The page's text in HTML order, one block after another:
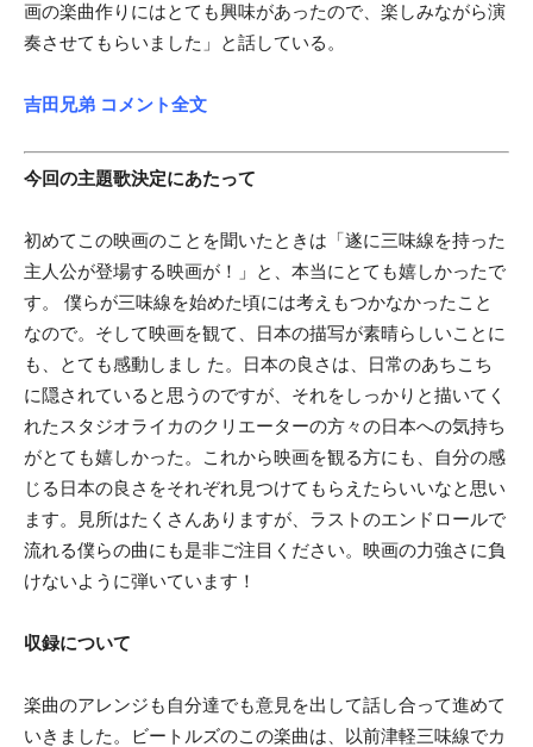
画の楽曲作りにはとても興味があったので、楽しみながら演
奏させてもらいました」と話している。
吉田兄弟 コメント全文
今回の主題歌決定にあたって
初めてこの映画のことを聞いたときは「遂に三味線を持った
主人公が登場する映画が！」と、本当にとても嬉しかったで
す。 僕らが三味線を始めた頃には考えもつかなかったこと
なので。そして映画を観て、日本の描写が素晴らしいことに
も、とても感動しまし た。日本の良さは、日常のあちこち
に隠されていると思うのですが、それをしっかりと描いてく
れたスタジオライカのクリエーターの方々の日本への気持ち
がとても嬉しかった。これから映画を観る方にも、自分の感
じる日本の良さをそれぞれ見つけてもらえたらいいなと思い
ます。見所はたくさんありますが、ラストのエンドロールで
流れる僕らの曲にも是非ご注目ください。映画の力強さに負
けないように弾いています！
収録について
楽曲のアレンジも自分達でも意見を出して話し合って進めて
いきました。ビートルズのこの楽曲は、以前津軽三味線でカ